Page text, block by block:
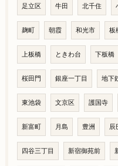
足立区 牛田 北千住
麹町 朝霞 和光市 板
上板橋 ときわ台 下板橋
桜田門 銀座一丁目 地下
東池袋 文京区 護国寺
新富町 月島 豊洲 辰
四谷三丁目 新宿御苑前